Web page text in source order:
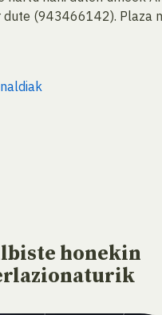
dute (943466142). Plaza
honekin